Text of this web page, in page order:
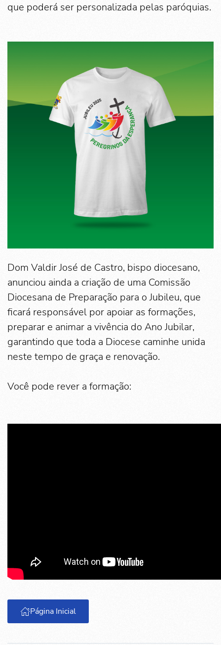
que poderá ser personalizada pelas paróquias.
Dom Valdir José de Castro, bispo diocesano,
anunciou ainda a criação de uma Comissão
Diocesana de Preparação para o Jubileu, que
ficará responsável por apoiar as formações,
preparar e animar a vivência do Ano Jubilar,
garantindo que toda a Diocese caminhe unida
neste tempo de graça e renovação.
Você pode rever a formação:
Página Inicial